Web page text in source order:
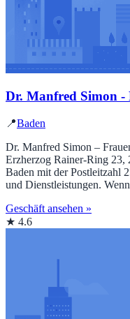
Dr. Manfred Simon -
📍Baden
Dr. Manfred Simon –
Erzherzog Rainer-Ring 23,
Baden mit der Postleitzahl
und Dienstleistungen.
Geschäft ansehen »
★ 4.6